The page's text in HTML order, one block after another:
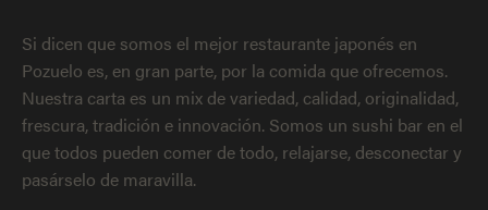
Si dicen que somos el mejor restaurante japonés en
Pozuelo es, en gran parte, por la comida que ofrecemos.
Nuestra carta es un mix de variedad, calidad, originalidad,
frescura, tradición e innovación. Somos un sushi bar en el
que todos pueden comer de todo, relajarse, desconectar y
pasárselo de maravilla.